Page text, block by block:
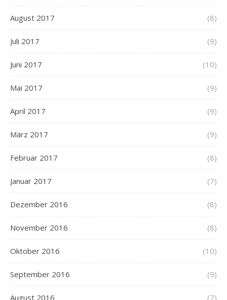
August 2017 (8)
Juli 2017 (9)
Juni 2017 (10)
Mai 2017 (9)
April 2017 (9)
März 2017 (9)
Februar 2017 (8)
Januar 2017 (7)
Dezember 2016 (8)
November 2016 (8)
Oktober 2016 (10)
September 2016 (9)
August 2016 (7)